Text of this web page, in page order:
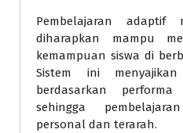
Pembelajaran adaptif
diharapkan mampu
kemampuan siswa di
Sistem ini
berdasarkan performa
sehingga
personal dan terarah.